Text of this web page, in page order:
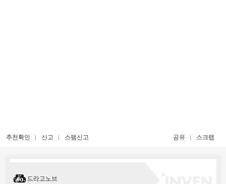
추천확인 신고 스팸신고 공유 스크랩
드라고노브